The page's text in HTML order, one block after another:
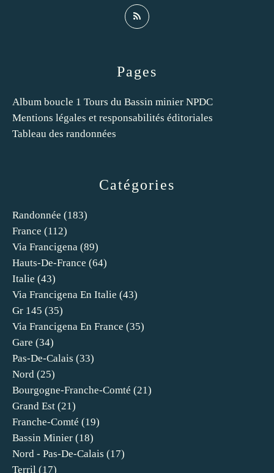
Catégories
Randonnée (183)
France (112)
Via Francigena (89)
Hauts-De-France (64)
Italie (43)
Via Francigena En Italie (43)
Gr 145 (35)
Via Francigena En France (35)
Gare (34)
Pas-De-Calais (33)
Nord (25)
Bourgogne-Franche-Comté (21)
Grand Est (21)
Franche-Comté (19)
Bassin Minier (18)
Nord - Pas-De-Calais (17)
Terril (17)
Pages
Album boucle 1 Tours du Bassin minier NPDC
Mentions légales et responsabilités éditoriales
Tableau des randonnées